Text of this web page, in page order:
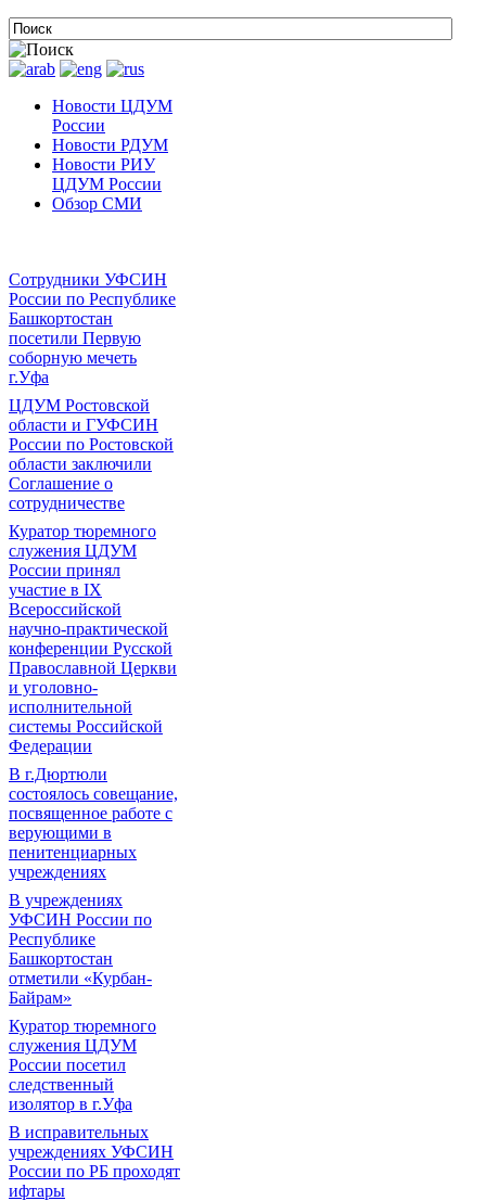
Новости ЦДУМ
России
Новости РДУМ
Новости РИУ
ЦДУМ России
Обзор СМИ
Сотрудники УФСИН
России по Республике
Башкортостан
посетили Первую
соборную мечеть
г.Уфа
ЦДУМ Ростовской
области и ГУФСИН
России по Ростовской
области заключили
Соглашение о
сотрудничестве
Куратор тюремного
служения ЦДУМ
России принял
участие в IX
Всероссийской
научно-практической
конференции Русской
Православной Церкви
и уголовно-
исполнительной
системы Российской
Федерации
В г.Дюртюли
состоялось совещание,
посвященное работе с
верующими в
пенитенциарных
учреждениях
В учреждениях
УФСИН России по
Республике
Башкортостан
отметили «Курбан-
Байрам»
Куратор тюремного
служения ЦДУМ
России посетил
следственный
изолятор в г.Уфа
В исправительных
учреждениях УФСИН
России по РБ проходят
ифтары